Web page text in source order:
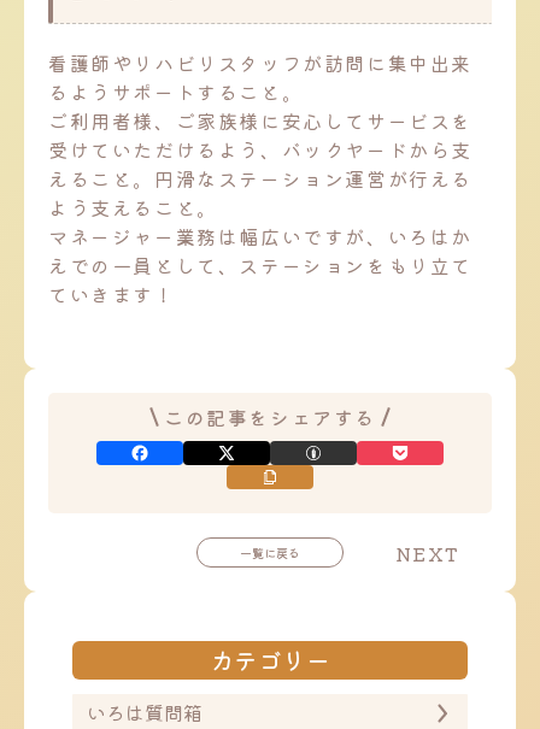
看護師やリハビリスタッフが訪問に集中出来
るようサポートすること。
ご利用者様、ご家族様に安心してサービスを
受けていただけるよう、バックヤードから支
えること。円滑なステーション運営が行える
よう支えること。
マネージャー業務は幅広いですが、いろはか
えでの一員として、ステーションをもり立て
ていきます！
この記事をシェアする
一覧に戻る 投
ー
ョ
NEXT
カテゴリー
いろは質問箱